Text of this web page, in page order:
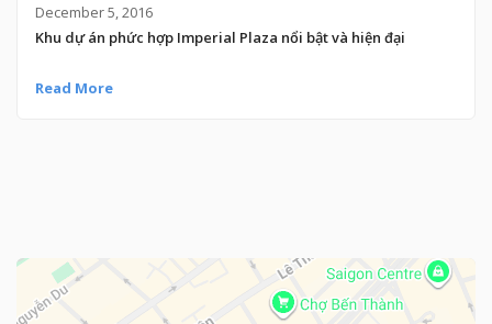
December 5, 2016
Khu dự án phức hợp Imperial Plaza nổi bật và hiện đại
Read More